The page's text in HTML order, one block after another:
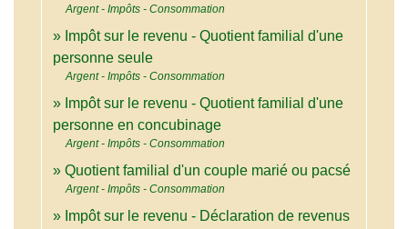
Argent - Impôts - Consommation
Impôt sur le revenu - Quotient familial d'une
personne seule
Argent - Impôts - Consommation
Impôt sur le revenu - Quotient familial d'une
personne en concubinage
Argent - Impôts - Consommation
Quotient familial d'un couple marié ou pacsé
Argent - Impôts - Consommation
Impôt sur le revenu - Déclaration de revenus